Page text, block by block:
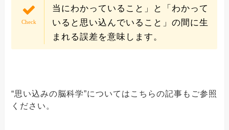
当にわかっていること」と「わかって
いると思い込んでいること」の間に生
まれる誤差を意味します。
“思い込みの脳科学”についてはこちらの記事もご参照
ください。